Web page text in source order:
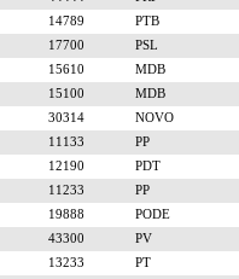
14789
PTB
17700
PSL
15610
MDB
15100
MDB
30314
NOVO
11133
PP
12190
PDT
11233
PP
19888
PODE
43300
PV
13233
PT